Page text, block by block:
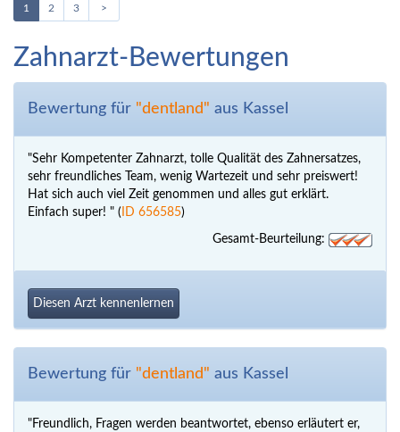
1 2 3 >
Zahnarzt-Bewertungen
Bewertung für "dentland" aus Kassel
"Sehr Kompetenter Zahnarzt, tolle Qualität des Zahnersatzes,
sehr freundliches Team, wenig Wartezeit und sehr preiswert!
Hat sich auch viel Zeit genommen und alles gut erklärt.
Einfach super! " ( ID 656585)
Gesamt-Beurteilung:
Diesen Arzt kennenlernen
Bewertung für "dentland" aus Kassel
"Freundlich, Fragen werden beantwortet, ebenso erläutert er,